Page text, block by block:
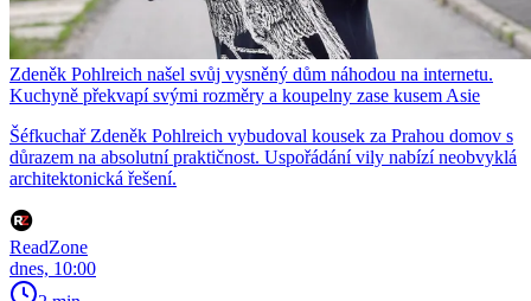
Zdeněk Pohlreich našel svůj vysněný dům náhodou na internetu.
Kuchyně překvapí svými rozměry a koupelny zase kusem Asie
Šéfkuchař Zdeněk Pohlreich vybudoval kousek za Prahou domov s
důrazem na absolutní praktičnost. Uspořádání vily nabízí neobvyklá
architektonická řešení.
ReadZone
dnes, 10:00